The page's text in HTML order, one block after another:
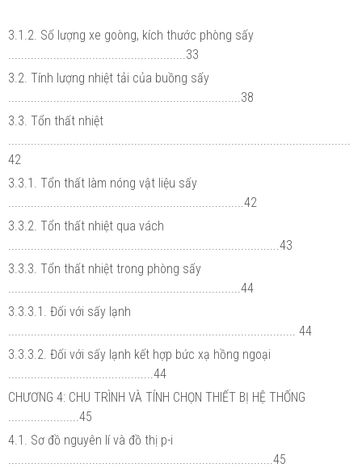
3.1.2. Số lượng xe goòng, kích thước phòng sấy
.......................................................33
3.2. Tính lượng nhiệt tải của buồng sấy
........................................................................38
3.3. Tổn thất nhiệt
42
3.3.1. Tổn thất làm nóng vật liệu sấy
.........................................................................42
3.3.2. Tổn thất nhiệt qua vách
....................................................................................43
3.3.3. Tổn thất nhiệt trong phòng sấy
........................................................................44
3.3.3.1. Đối với sấy lạnh
......................................................................................... 44
3.3.3.2. Đối với sấy lạnh kết hợp bức xạ hồng ngoại
.............................................44
CHƯƠNG 4: CHU TRÌNH VÀ TÍNH CHỌN THIẾT BỊ HỆ THỐNG
......................45
4.1. Sơ đồ nguyên lí và đồ thị p-i
..................................................................................45